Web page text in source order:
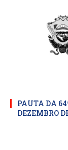
PAUTA DA
DEZEMBRO